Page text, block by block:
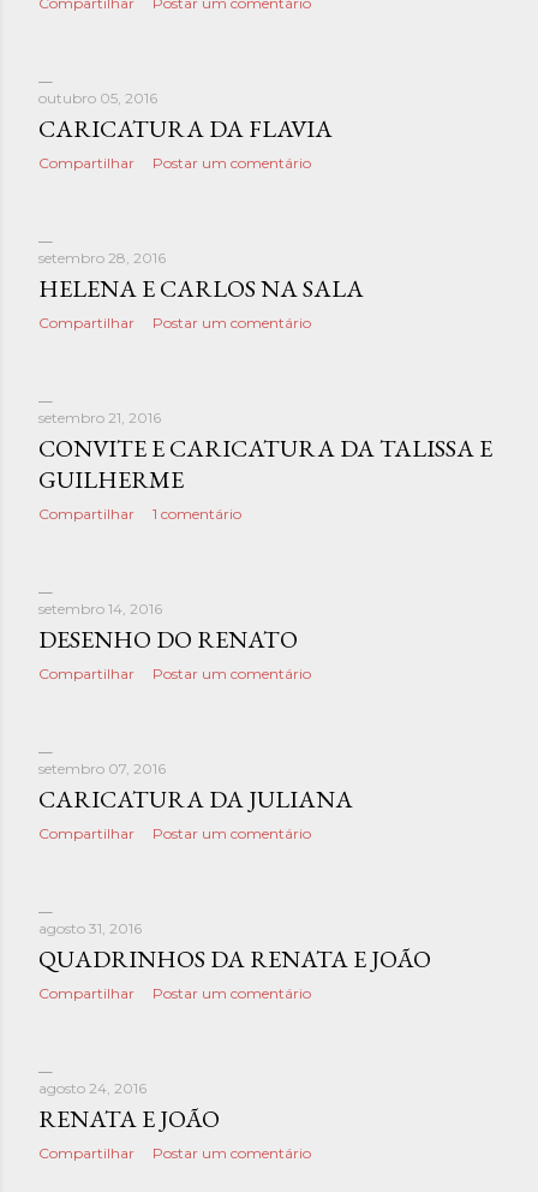
outubro 05, 2016
CARICATURA DA FLAVIA
Compartilhar Postar um comentário
setembro 28, 2016
HELENA E CARLOS NA SALA
Compartilhar Postar um comentário
setembro 21, 2016
CONVITE E CARICATURA DA TALISSA E
GUILHERME
Compartilhar 1 comentário
setembro 14, 2016
DESENHO DO RENATO
Compartilhar Postar um comentário
setembro 07, 2016
CARICATURA DA JULIANA
Compartilhar Postar um comentário
agosto 31, 2016
QUADRINHOS DA RENATA E JOÃO
Compartilhar Postar um comentário
agosto 24, 2016
RENATA E JOÃO
Compartilhar Postar um comentário